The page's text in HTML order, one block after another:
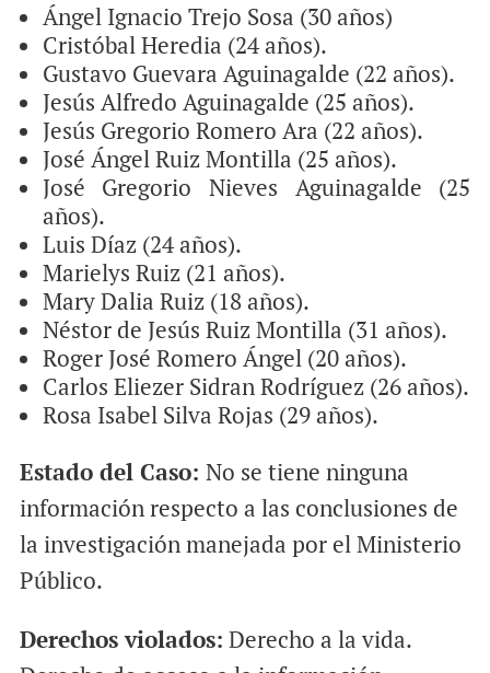
Ángel Ignacio Trejo Sosa (30 años)
Cristóbal Heredia (24 años).
Gustavo Guevara Aguinagalde (22 años).
Jesús Alfredo Aguinagalde (25 años).
Jesús Gregorio Romero Ara (22 años).
José Ángel Ruiz Montilla (25 años).
José Gregorio Nieves Aguinagalde (25
años).
Luis Díaz (24 años).
Marielys Ruiz (21 años).
Mary Dalia Ruiz (18 años).
Néstor de Jesús Ruiz Montilla (31 años).
Roger José Romero Ángel (20 años).
Carlos Eliezer Sidran Rodríguez (26 años).
Rosa Isabel Silva Rojas (29 años).
Estado del Caso: No se tiene ninguna
información respecto a las conclusiones de
la investigación manejada por el Ministerio
Público.
Derechos violados: Derecho a la vida.